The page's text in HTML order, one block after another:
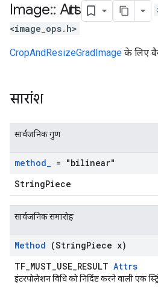
Image:: Attrs
<image_ops.h>
CropAndResizeGradImage के लिए
सारांश
सार्वजनिक गुण
method_ = "bilinear"
StringPiece
सार्वजनिक समारोह
Method (StringPiece x)
TF_MUST_USE_RESULT Attrs
इंटरपोलेशन विधि को निर्दिष्ट करने वाली एक